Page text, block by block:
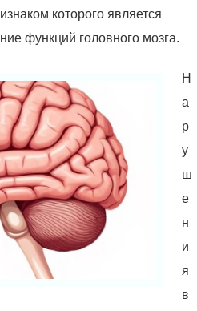
которого является
функций головного мозга.
Н
а
р
у
ш
е
н
и
я
в